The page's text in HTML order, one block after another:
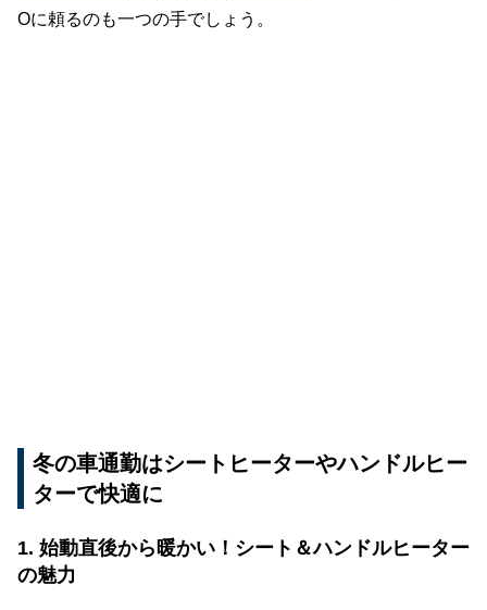
Oに頼るのも一つの手でしょう。
冬の車通勤はシートヒーターやハンドルヒー
ターで快適に
1. 始動直後から暖かい！シート＆ハンドルヒーター
の魅力